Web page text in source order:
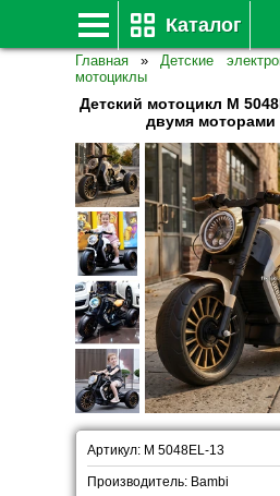
Каталог
Главная »Детские
мотоциклы
Детский мотоцикл M
двумя моторами
Артикул: M 5048EL-13
Производитель: Bambi